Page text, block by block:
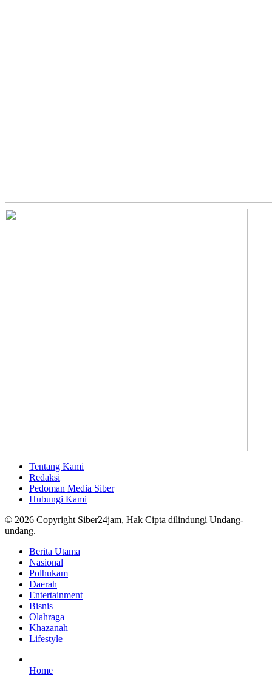
Tentang Kami
Redaksi
Pedoman Media Siber
Hubungi Kami
© 2026 Copyright Siber24jam, Hak Cipta dilindungi Undang-
undang.
Berita Utama
Nasional
Polhukam
Daerah
Entertainment
Bisnis
Olahraga
Khazanah
Lifestyle
Home